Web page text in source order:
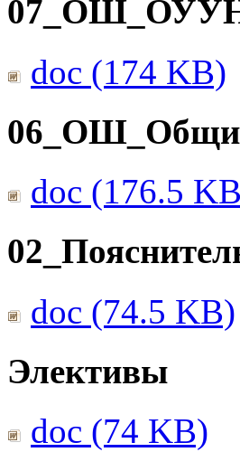
doc (174 KB)
doc (176.5
doc (74.5 KB)
Элективы
doc (74 KB)